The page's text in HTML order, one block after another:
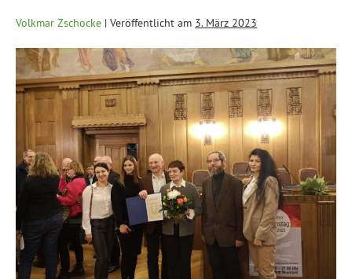
Volkmar Zschocke | Veröffentlicht am 3. März 2023